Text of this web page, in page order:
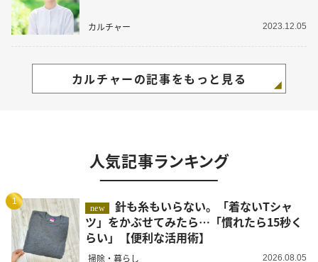
カルチャー 2023.12.05
カルチャーの記事をもっと見る
人気記事ランキング
1
new
針も糸もいらない。「着ないTシャ
ツ」をかぶせてみたら…「慣れたら15秒く
らい」【便利な活用術】
掃除・暮らし 2026.08.05